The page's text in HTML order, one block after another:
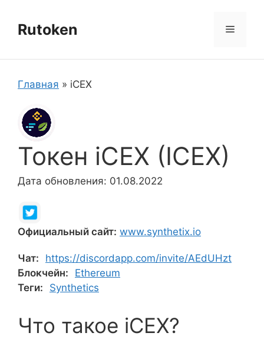
содержимому
Rutoken Меню
Главная » iCEX
Токен iCEX (ICEX)
Дата обновления: 01.08.2022
Официальный сайт: www.synthetix.io
Чат:
https://discordapp.com/invite/AEdUHzt
Блокчейн:
Ethereum
Теги:
Synthetics
Что такое iCEX?